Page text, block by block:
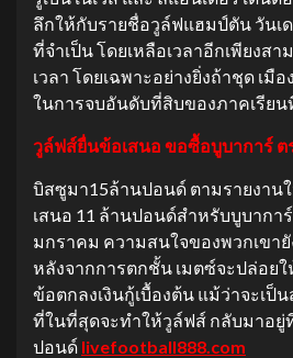
ลึกให้กับรายชื่อวูล์ฟแฮมป์ตัน วันเด
ที่จำเป็น โดยเหลือเวลาอีกเพียงส
เวลา โดยเฉพาะอย่างยิ่งถ้าชุด เมื
ในการจบอันดับที่สิบของภาคเรียน
วูล์ฟส์ยื่นข้อเสนอ ขอซื้อบูบาการ์ ต
บิสซูมา15ล้านปอนด์ ตามรายงาน
เสนอ 11 ล้านปอนด์สำหรับบูบาการ์
มกราคม ความสนใจของพวกเขายั
หลังจากการตกชั้น เมตซ์จะปล่อยใ
ข้อตกลงเงินกู้เบื้องต้น แม้ว่าจะเป็
ที่ในที่สุดจะทำให้วูล์ฟส์ กลับมาอยู่
ปอนด์ livefootball888.com